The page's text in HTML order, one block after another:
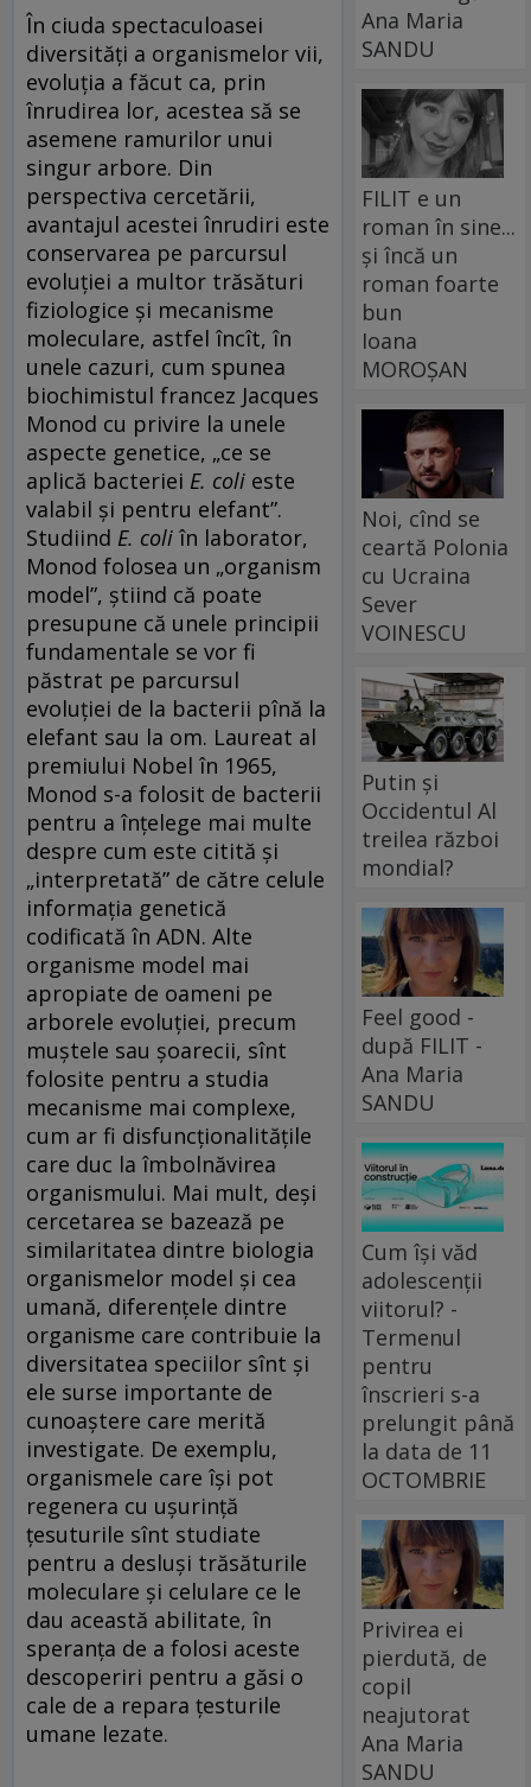
În ciuda spectaculoasei
diversități a organismelor vii,
evoluția a făcut ca, prin
înrudirea lor, acestea să se
asemene ramurilor unui
singur arbore. Din
perspectiva cercetării,
avantajul acestei înrudiri este
conservarea pe parcursul
evoluției a multor trăsături
fiziologice și mecanisme
moleculare, astfel încît, în
unele cazuri, cum spunea
biochimistul francez Jacques
Monod cu privire la unele
aspecte genetice, „ce se
aplică bacteriei E. coli este
valabil și pentru elefant”.
Studiind E. coli în laborator,
Monod folosea un „organism
model”, știind că poate
presupune că unele principii
fundamentale se vor fi
păstrat pe parcursul
evoluției de la bacterii pînă la
elefant sau la om. Laureat al
premiului Nobel în 1965,
Monod s-a folosit de bacterii
pentru a înțelege mai multe
despre cum este citită și
„interpretată” de către celule
informația genetică
codificată în ADN. Alte
organisme model mai
apropiate de oameni pe
arborele evoluției, precum
muștele sau șoarecii, sînt
folosite pentru a studia
mecanisme mai complexe,
cum ar fi disfuncționalitățile
care duc la îmbolnăvirea
organismului. Mai mult, deși
cercetarea se bazează pe
similaritatea dintre biologia
organismelor model și cea
umană, diferențele dintre
organisme care contribuie la
diversitatea speciilor sînt și
ele surse importante de
cunoaștere care merită
investigate. De exemplu,
organismele care își pot
regenera cu ușurință
țesuturile sînt studiate
pentru a desluși trăsăturile
moleculare și celulare ce le
dau această abilitate, în
speranța de a folosi aceste
descoperiri pentru a găsi o
cale de a repara țesturile
umane lezate.
Ana Maria
SANDU
FILIT e un
roman în sine...
și încă un
roman foarte
bun
Ioana
MOROȘAN
Noi, cînd se
ceartă Polonia
cu Ucraina
Sever
VOINESCU
Putin și
Occidentul Al
treilea război
mondial?
Feel good -
după FILIT -
Ana Maria
SANDU
Cum își văd
adolescenții
viitorul? -
Termenul
pentru
înscrieri s-a
prelungit până
la data de 11
OCTOMBRIE
Privirea ei
pierdută, de
copil
neajutorat
Ana Maria
SANDU